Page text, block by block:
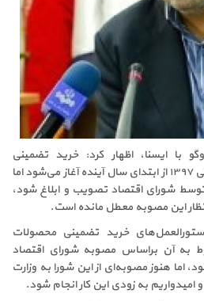
با ایسنا، اظهار کرد: خرید تضمینی
محصولات کشاورزی در سال زراعی ۱۳۹۷ از ابتدای سال آینده آغاز می‌شود اما
شورای اقتصاد تصویب و ابلاغ شود،
این مصوبه معطل مانده است.
خرید تضمینی محصولات
به آن براساس مصوبه شورای اقتصاد
اما هنوز مصوبه‌ای از این شورا به وزارت
به زودی این کار انجام شود.